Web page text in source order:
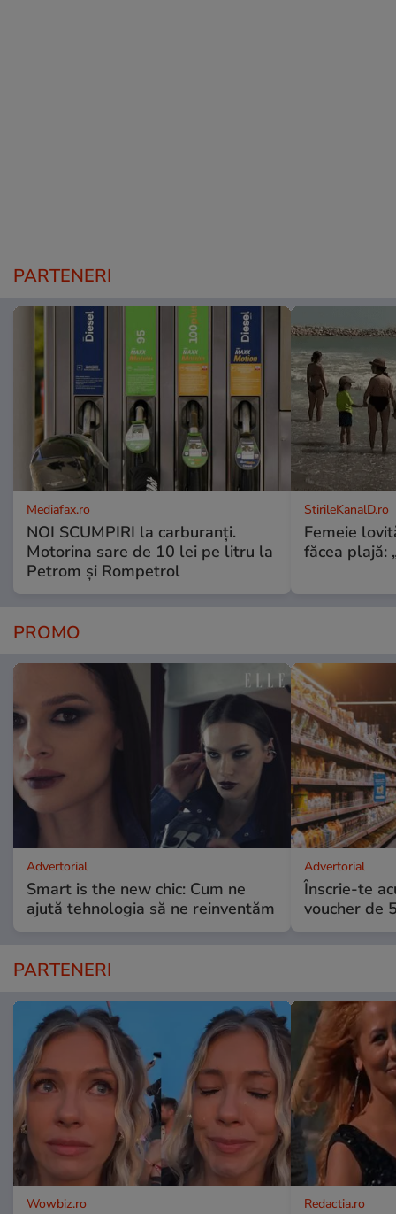
PARTENERI
Mediafax.ro
NOI SCUMPIRI la carburanți.
Motorina sare de 10 lei pe litru la
Petrom și Rompetrol
StirileKanalD.ro
Femeie
făcea plajă:
PROMO
Advertorial
Smart is the new chic: Cum ne
ajută tehnologia să ne reinventăm
Advertorial
Înscrie-te
voucher de
PARTENERI
Wowbiz.ro Redactia.ro